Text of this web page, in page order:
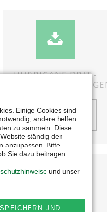
HURRICANE DP/T -
DREIPUNKT/
jetzt
Downloaden
Einige Cookies sind
andere helfen
zu sammeln. Diese
ständig den
anzupassen. Bitte
Sie dazu beitragen
und unser
UND